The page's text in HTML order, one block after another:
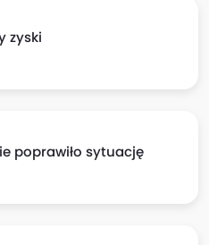
zyski
poprawiło sytuację